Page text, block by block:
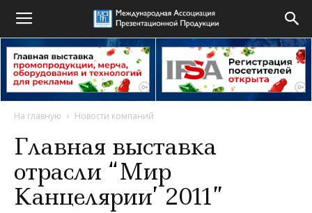
На главную Новости компаний
Главная выставка
отрасли “Мир
Канцелярии’ 2011”